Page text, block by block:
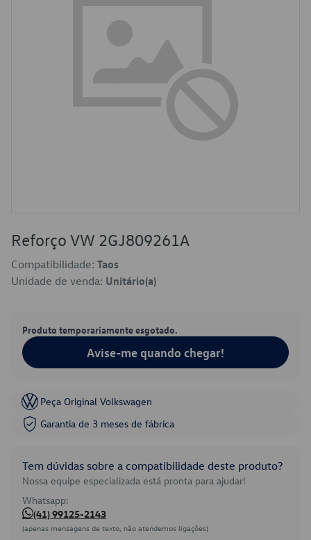
Reforço VW 2GJ809261A
Compatibilidade: Taos
Unidade de venda: Unitário(a)
Produto temporariamente esgotado.
Avise-me quando chegar!
Peça Original Volkswagen
Garantia de 3 meses de fábrica
Tem dúvidas sobre a compatibilidade deste produto?
Nossa equipe especializada está pronta para ajudar!
Whatsapp:
(41) 99125-2143
(apenas mensagens de texto, não atendemos ligações)